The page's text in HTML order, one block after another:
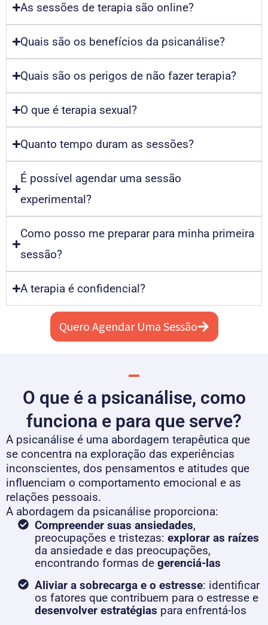
As sessões de terapia são online?
Quais são os benefícios da psicanálise?
Quais são os perigos de não fazer terapia?
O que é terapia sexual?
Quanto tempo duram as sessões?
É possível agendar uma sessão
experimental?
Como posso me preparar para minha primeira
sessão?
A terapia é confidencial?
Quero Agendar Uma Sessão
O que é a psicanálise, como
funciona e para que serve?
A psicanálise é uma abordagem terapêutica que
se concentra na exploração das experiências
inconscientes, dos pensamentos e atitudes que
influenciam o comportamento emocional e as
relações pessoais.
A abordagem da psicanálise proporciona:
Compreender suas ansiedades,
preocupações e tristezas: explorar as raízes
da ansiedade e das preocupações,
encontrando formas de gerenciá-las
Aliviar a sobrecarga e o estresse: identificar
os fatores que contribuem para o estresse e
desenvolver estratégias para enfrentá-los